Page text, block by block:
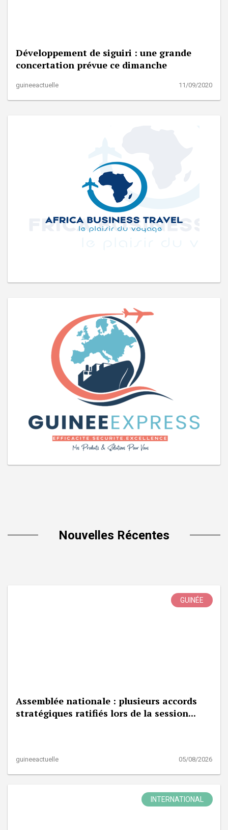
Développement de siguiri : une grande
concertation prévue ce dimanche
guineeactuelle 11/09/2020
Nouvelles Récentes
GUINÉE
Assemblée nationale : plusieurs accords
stratégiques ratifiés lors de la session...
guineeactuelle 05/08/2026
INTERNATIONAL